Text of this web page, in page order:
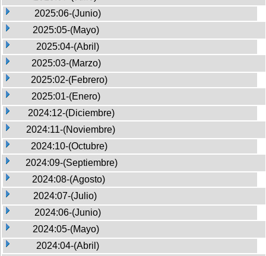
2025:06-(Junio)
2025:05-(Mayo)
2025:04-(Abril)
2025:03-(Marzo)
2025:02-(Febrero)
2025:01-(Enero)
2024:12-(Diciembre)
2024:11-(Noviembre)
2024:10-(Octubre)
2024:09-(Septiembre)
2024:08-(Agosto)
2024:07-(Julio)
2024:06-(Junio)
2024:05-(Mayo)
2024:04-(Abril)